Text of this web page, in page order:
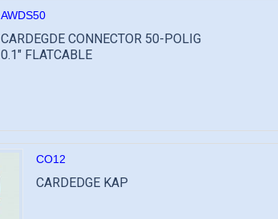
AWDS50
CARDEGDE CONNECTOR 50-POLIG
0.1" FLATCABLE
CO12
CARDEDGE KAP